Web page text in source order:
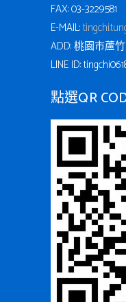
FAX: 03-3229581
E-MAIL:
ADD: 桃園市蘆
LINE ID:
點選QR